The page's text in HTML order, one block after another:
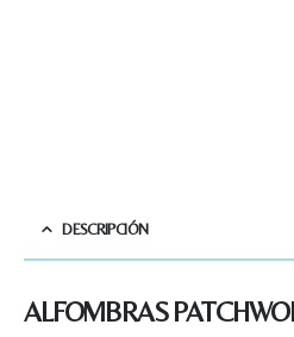
DESCRIPCIÓN
ALFOMBRAS